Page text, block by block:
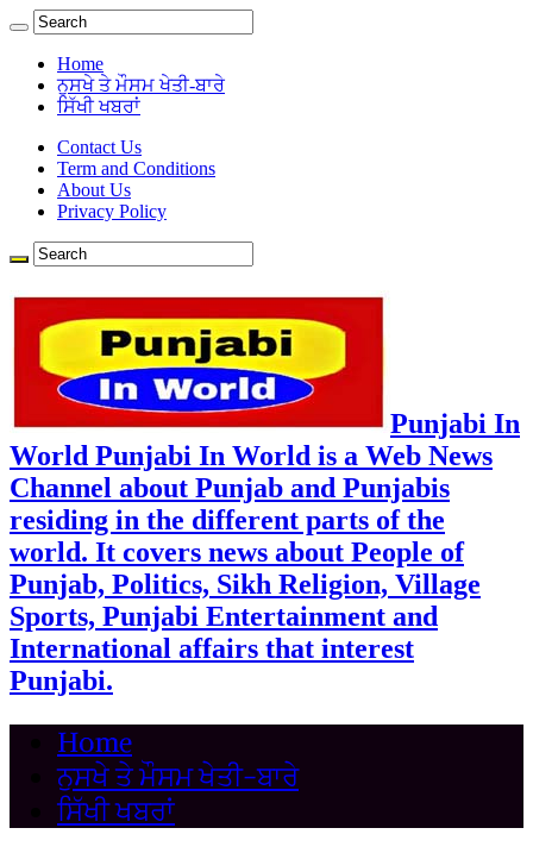
Home
ਨੁਸਖੇ ਤੇ ਮੌਸਮ ਖੇਤੀ-ਬਾਰੇ
ਸਿੱਖੀ ਖਬਰਾਂ
Contact Us
Term and Conditions
About Us
Privacy Policy
Punjabi In
World Punjabi In World is a Web News
Channel about Punjab and Punjabis
residing in the different parts of the
world. It covers news about People of
Punjab, Politics, Sikh Religion, Village
Sports, Punjabi Entertainment and
International affairs that interest
Punjabi.
Home
ਨੁਸਖੇ ਤੇ ਮੌਸਮ ਖੇਤੀ-ਬਾਰੇ
ਸਿੱਖੀ ਖਬਰਾਂ